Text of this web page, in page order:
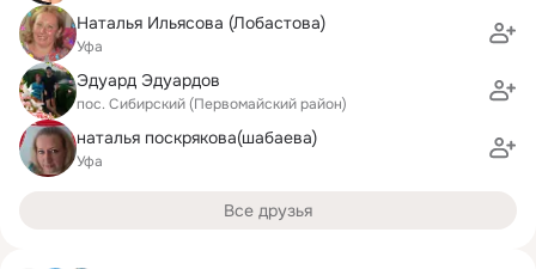
Наталья Ильясова (Лобастова)
Уфа
Эдуард Эдуардов
пос. Сибирский (Первомайский район)
наталья поскрякова(шабаева)
Уфа
Все друзья